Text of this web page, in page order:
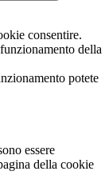
consentire.
della
potete
essere
della cookie